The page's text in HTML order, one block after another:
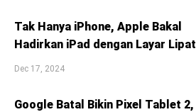
Tak Hanya iPhone, Apple Bakal
Hadirkan iPad dengan Layar Lipat
Dec 17, 2024
Google Batal Bikin Pixel Tablet 2,